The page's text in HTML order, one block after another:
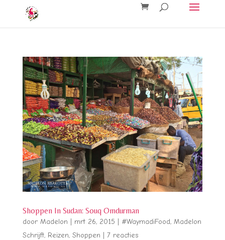
Shoppen In Sudan: Souq Omdurman
door Madelon mrt 26, 2015 #WaymadiFood, Madelon
Schrijft, Reizen, Shoppen 7 reacties